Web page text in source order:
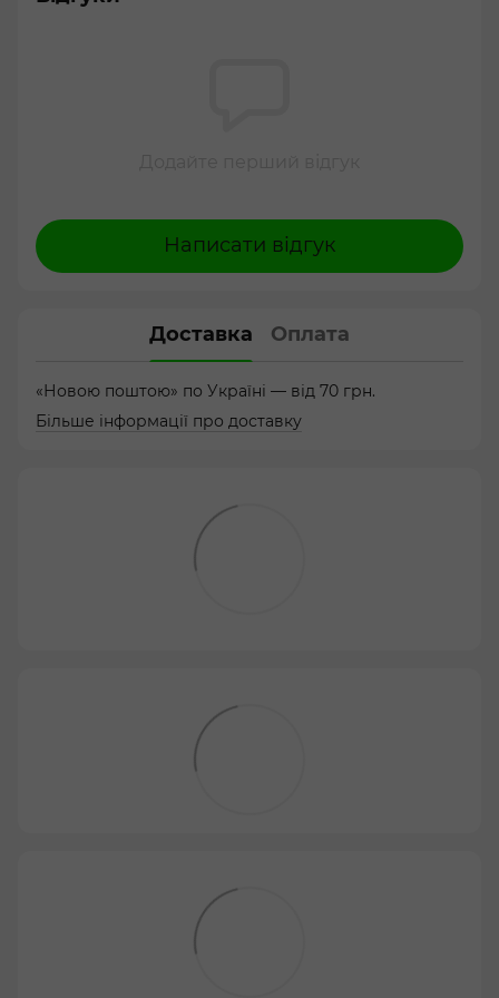
Написати відгук
Доставка Оплата
«Новою поштою» по Україні — від 70 грн.
Більше інформації про доставку